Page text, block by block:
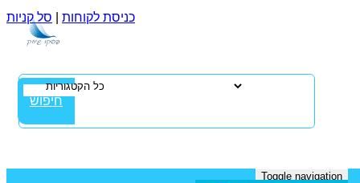
כניסת לקוחות סל קניות
חיפוש
Toggle navigation